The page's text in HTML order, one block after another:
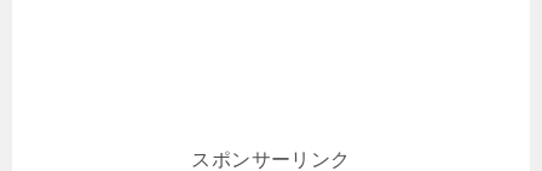
スポンサーリンク